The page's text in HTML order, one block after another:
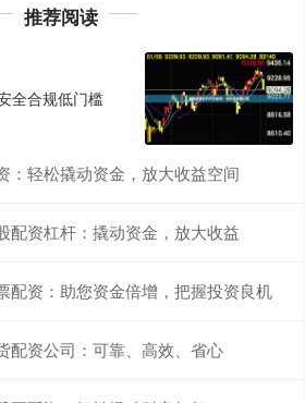
推荐阅读
全合规低门槛
：轻松撬动资金，放大收益空间
配资杠杆：撬动资金，放大收益
配资：助您资金倍增，把握投资良机
配资公司：可靠、高效、省心